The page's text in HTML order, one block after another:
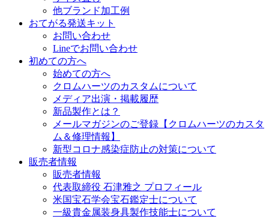
他ブランド加工例
おてがる発送キット
お問い合わせ
Lineでお問い合わせ
初めての方へ
始めての方へ
クロムハーツのカスタムについて
メディア出演・掲載履歴
新品製作とは？
メールマガジンのご登録【クロムハーツのカスタ
ム＆修理情報】
新型コロナ感染症防止の対策について
販売者情報
販売者情報
代表取締役 石津雅之 プロフィール
米国宝石学会宝石鑑定士について
一級貴金属装身具製作技能士について